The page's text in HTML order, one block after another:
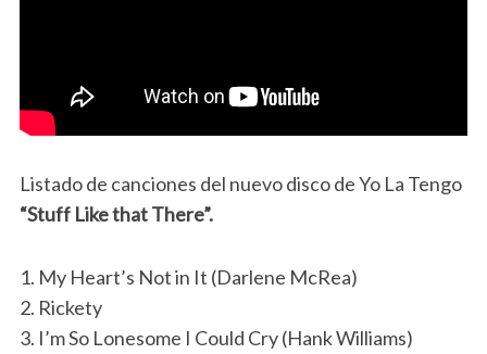
Listado de canciones del nuevo disco de Yo La Tengo
“Stuff Like that There”.
1. My Heart’s Not in It (Darlene McRea)
2. Rickety
3. I’m So Lonesome I Could Cry (Hank Williams)